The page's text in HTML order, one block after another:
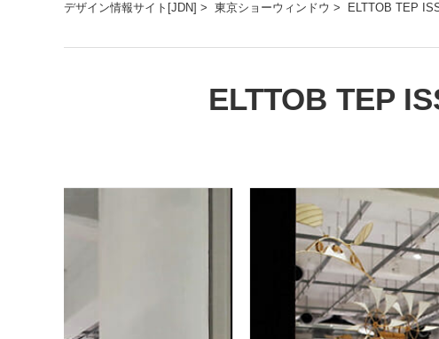
デザイン情報サイト[JDN] > 東京ショーウィンドウ > ELTTOB TEP
ELTTOB TEP